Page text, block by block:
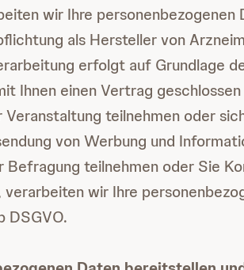
wir Ihre personenbezogenen
als Hersteller von
erfolgt auf Grundlage
Ihnen einen Vertrag
Veranstaltung teilnehmen oder
von Werbung und
Befragung teilnehmen oder Sie
wir Ihre
DSGVO.